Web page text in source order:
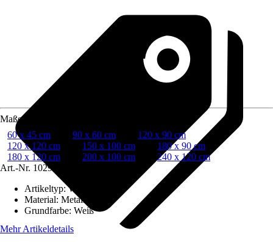
Maße (BxH)
60 x 45 cm
90 x 60 cm
120 x 90 cm
120 x 120 cm
150 x 100 cm
180 x 90 cm
180 x 120 cm
200 x 100 cm
240 x 120 cm
Art.-Nr. 10295931
Artikeltyp:Whiteboard
Material: Metall
Grundfarbe: Weiß
Mehr Artikeldetails